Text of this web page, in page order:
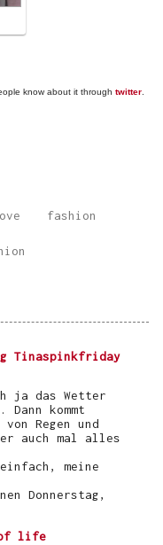
know about it through twitter.
fashion
Tinaspinkfriday
ja das Wetter
kommt
Regen und
auch mal alles
meine
Donnerstag,
of life